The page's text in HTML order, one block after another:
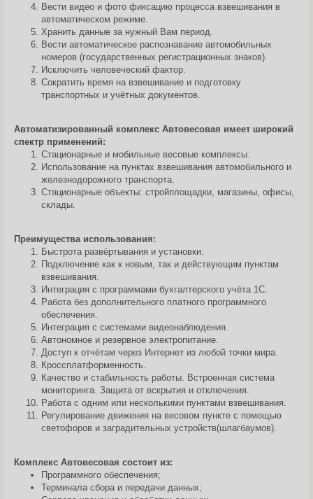
Вести видео и фото фиксацию процесса взвешивания в
автоматическом режиме.
Хранить данные за нужный Вам период.
Вести автоматическое распознавание автомобильных
номеров (государственных регистрационных знаков).
Исключить человеческий фактор.
Сократить время на взвешивание и подготовку
транспортных и учётных документов.
Автоматизированный комплекс Автовесовая имеет широкий
спектр применений:
Стационарные и мобильные весовые комплексы.
Использование на пунктах взвешивания автомобильного и
железнодорожного транспорта.
Стационарные объекты: стройплощадки, магазины, офисы,
склады.
Преимущества использования:
Быстрота развёртывания и установки.
Подключение как к новым, так и действующим пунктам
взвешивания.
Интеграция с программами бухгалтерского учёта 1С.
Работа без дополнительного платного программного
обеспечения.
Интеграция с системами видеонаблюдения.
Автономное и резервное электропитание.
Доступ к отчётам через Интернет из любой точки мира.
Кроссплатформенность.
Качество и стабильность работы. Встроенная система
мониторинга. Защита от вскрытия и отключения.
Работа с одним или несколькими пунктами взвешивания.
Регулирование движения на весовом пункте с помощью
светофоров и заградительных устройств(шлагбаумов).
Комплекс Автовесовая состоит из:
Программного обеспечения;
Терминала сбора и передачи данных;